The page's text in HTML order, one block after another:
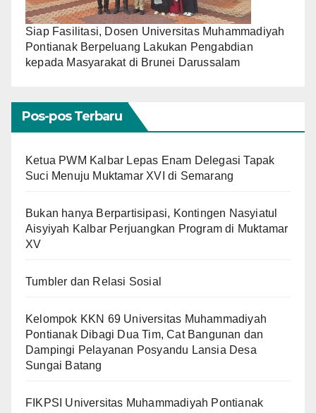
Siap Fasilitasi, Dosen Universitas Muhammadiyah
Pontianak Berpeluang Lakukan Pengabdian
kepada Masyarakat di Brunei Darussalam
Pos-pos Terbaru
Ketua PWM Kalbar Lepas Enam Delegasi Tapak
Suci Menuju Muktamar XVI di Semarang
Bukan hanya Berpartisipasi, Kontingen Nasyiatul
Aisyiyah Kalbar Perjuangkan Program di Muktamar
XV
Tumbler dan Relasi Sosial
Kelompok KKN 69 Universitas Muhammadiyah
Pontianak Dibagi Dua Tim, Cat Bangunan dan
Dampingi Pelayanan Posyandu Lansia Desa
Sungai Batang
FIKPSI Universitas Muhammadiyah Pontianak